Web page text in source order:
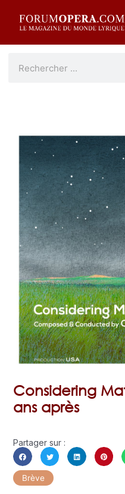
Considering
ans après
Partager sur :
Brève